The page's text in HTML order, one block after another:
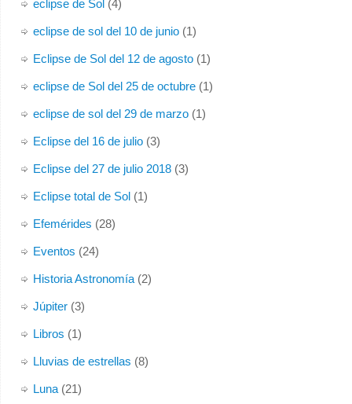
eclipse de Sol(4)
eclipse de sol del 10 de junio(1)
Eclipse de Sol del 12 de agosto(1)
eclipse de Sol del 25 de octubre(1)
eclipse de sol del 29 de marzo(1)
Eclipse del 16 de julio(3)
Eclipse del 27 de julio 2018(3)
Eclipse total de Sol(1)
Efemérides (28)
Eventos (24)
Historia Astronomía(2)
Júpiter(3)
Libros (1)
Lluvias de estrellas (8)
Luna(21)